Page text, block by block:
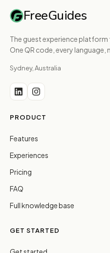
FreeGuides
The guest experience platform
One QR code, every language,
Sydney, Australia
PRODUCT
Features
Experiences
Pricing
FAQ
Full knowledge base
GET STARTED